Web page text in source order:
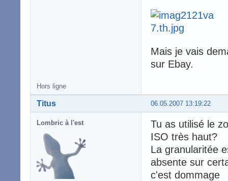
Mais je vais
sur Ebay.
Hors ligne
06.05.2007 13:19:22
Titus
Lombric à l'est
Tu as utilisé le
ISO très haut?
La granularitée
absente sur
c'est dommage